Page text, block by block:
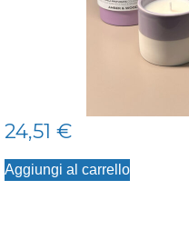
24,51 €
Aggiungi al carrello